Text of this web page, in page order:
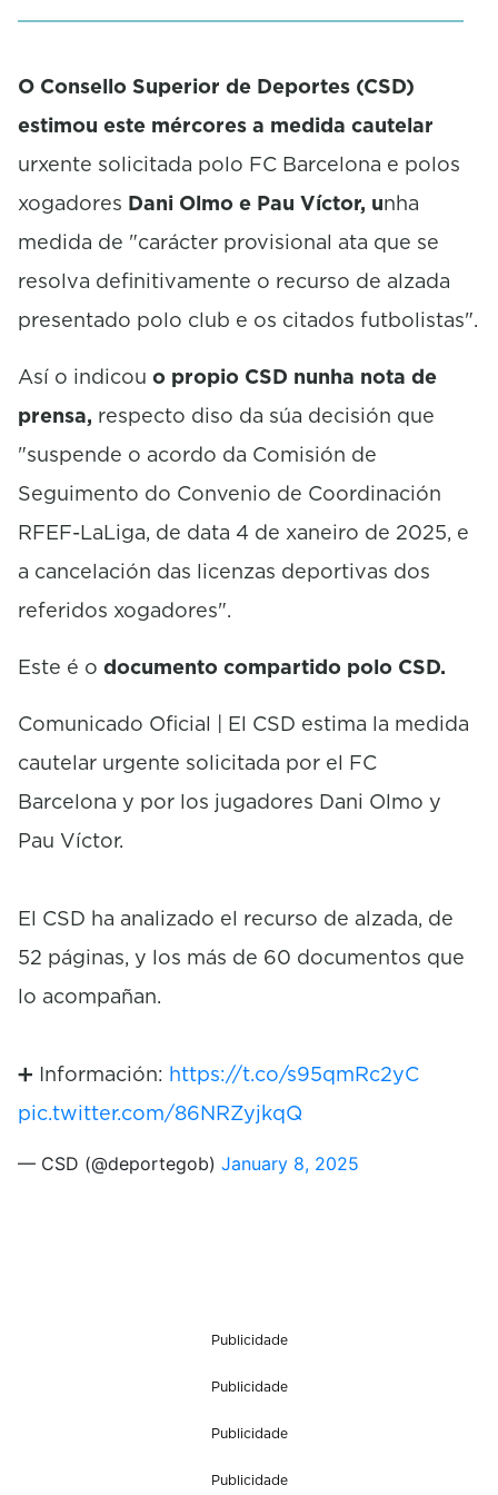
e
n
s
O Consello Superior de Deportes (CSD)
estimou este mércores a medida cautelar
urxente solicitada polo FC Barcelona e polos
xogadores Dani Olmo e Pau Víctor, unha
medida de "carácter provisional ata que se
resolva definitivamente o recurso de alzada
presentado polo club e os citados futbolistas".
Así o indicou o propio CSD nunha nota de
prensa, respecto diso da súa decisión que
"suspende o acordo da Comisión de
Seguimento do Convenio de Coordinación
RFEF-LaLiga, de data 4 de xaneiro de 2025, e
a cancelación das licenzas deportivas dos
referidos xogadores".
Este é o documento compartido polo CSD.
Comunicado Oficial | El CSD estima la medida
cautelar urgente solicitada por el FC
Barcelona y por los jugadores Dani Olmo y
Pau Víctor.
El CSD ha analizado el recurso de alzada, de
52 páginas, y los más de 60 documentos que
lo acompañan.
➕ Información: https://t.co/s95qmRc2yC
pic.twitter.com/86NRZyjkqQ
— CSD (@deportegob) January 8, 2025
Publicidade
Publicidade
Publicidade
Publicidade